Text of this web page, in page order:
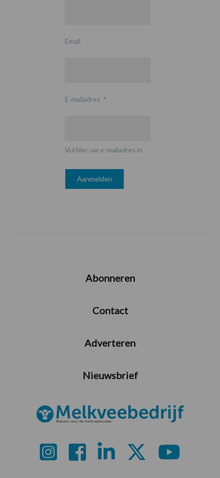
Email
E-mailadres *
Vul hier uw e-mailadres in
Abonneren
Contact
Adverteren
Nieuwsbrief